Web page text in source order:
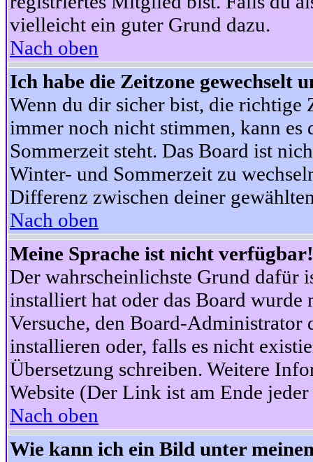
vielleicht ein guter Grund dazu.
Nach oben
Ich habe die Zeitzone gewechselt
Wenn du dir sicher bist, die richtige
immer noch nicht stimmen, kann es
Sommerzeit steht. Das Board ist
Winter- und Sommerzeit zu
Differenz zwischen deiner
Nach oben
Meine Sprache ist nicht verfügbar!
Der wahrscheinlichste Grund dafür
installiert hat oder das Board wurde
Versuche, den Board-Administrator
installieren oder, falls es nicht
Übersetzung schreiben. Weitere
Website (Der Link ist am Ende jeder
Nach oben
Wie kann ich ein Bild unter